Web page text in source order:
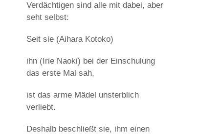
Verdächtigen sind alle mit dabei, aber
seht selbst:
Seit sie (Aihara Kotoko)
ihn (Irie Naoki) bei der Einschulung
das erste Mal sah,
ist das arme Mädel unsterblich
verliebt.
Deshalb beschließt sie, ihm einen